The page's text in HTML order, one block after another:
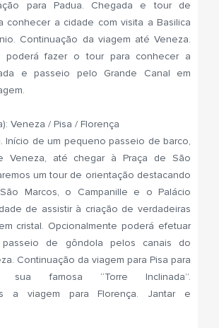
para Padua. Chegada e tour de
conhecer a cidade com visita a Basilica
Continuação da viagem até Veneza.
poderá fazer o tour para conhecer a
e passeio pelo Grande Canal em
Veneza / Pisa / Florença
Início de um pequeno passeio de barco,
Veneza, até chegar à Praça de São
um tour de orientação destacando
Marcos, o Campanille e o Palácio
de assistir à criação de verdadeiras
cristal. Opcionalmente poderá efetuar
passeio de gôndola pelos canais do
Continuação da viagem para Pisa para
sua famosa “Torre Inclinada”.
a viagem para Florença. Jantar e